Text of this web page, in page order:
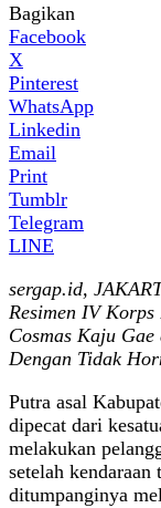
Bagikan
Facebook
X
Pinterest
WhatsApp
Linkedin
Email
Print
Tumblr
Telegram
LINE
sergap.id,
Resimen IV
Cosmas Kaju
Dengan Tidak
Putra asal
dipecat dari
melakukan
setelah
ditumpanginya